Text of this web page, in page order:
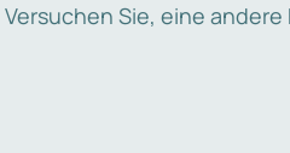
Versuchen Sie, eine